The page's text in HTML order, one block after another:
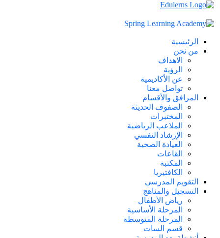
الرئيسية
من نحن
الاهداف
الرؤية
عن الأكاديمية
تواصل معنا
المرافق والأقسام
الصفوف الحديثة
المختبرات
الملاعب الرياضية
الإرشاد النفسي
العيادة الصحية
القاعات
المكتبة
الكافتيريا
التقويم المدرسي
التسجيل والمناهج
رياض الأطفال
المرحلة الأساسية
المرحلة المتوسطة
قسم السات